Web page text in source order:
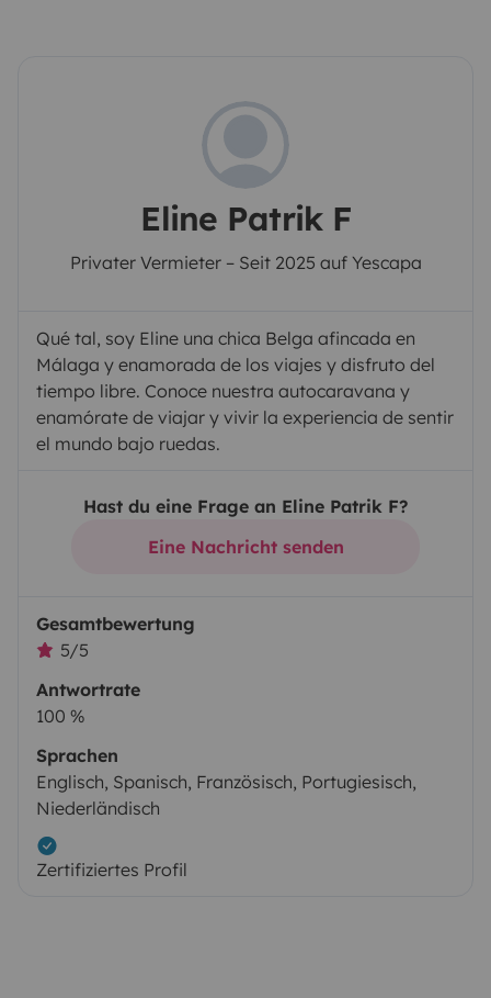
Eline Patrik F
Privater Vermieter – Seit 2025 auf Yescapa
Qué tal, soy Eline una chica Belga afincada en
Málaga y enamorada de los viajes y disfruto del
tiempo libre. Conoce nuestra autocaravana y
enamórate de viajar y vivir la experiencia de sentir
el mundo bajo ruedas.
Hast du eine Frage an Eline Patrik F?
Eine Nachricht senden
Gesamtbewertung
5/5
Antwortrate
100 %
Sprachen
Englisch, Spanisch, Französisch, Portugiesisch,
Niederländisch
Zertifiziertes Profil